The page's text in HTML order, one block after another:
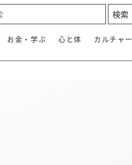
お金・学ぶ 心と体 カルチャー